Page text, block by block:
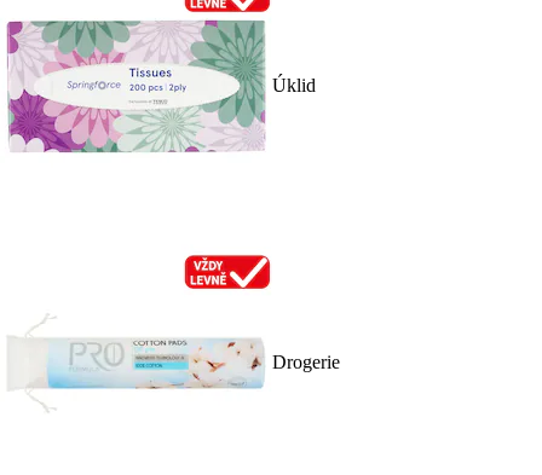
Úklid
Drogerie